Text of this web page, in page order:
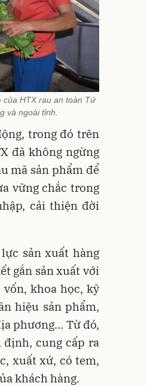
của HTX rau an toàn Tứ
và ngoài tỉnh.
trong đó trên
đã không ngừng
mã sản phẩm để
vững chắc trong
cải thiện đời
sản xuất hàng
gắn sản xuất với
khoa học, kỹ
hiệu sản phẩm,
phương... Từ đó,
cung cấp ra
xuất xứ, có tem,
khách hàng.